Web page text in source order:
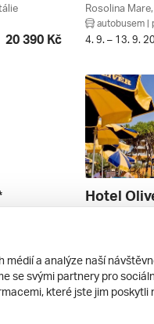
20 390 Kč
Rosolina
autobusem |
4. 9. – 13. 9.
Hotel
a analýze naší
se svými partnery pro
které jste jim poskytli